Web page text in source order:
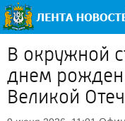
В окружной
днем
Великой